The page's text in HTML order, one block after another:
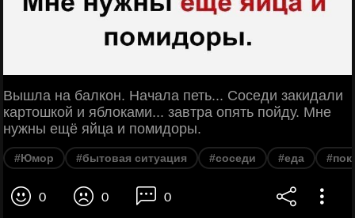
Вышла на балкон. Начала петь... Соседи закидали
картошкой и яблоками... завтра опять пойду. Мне
нужны ещё яйца и помидоры.
#Юмор #бытовая ситуация #соседи #еда
0 0 0